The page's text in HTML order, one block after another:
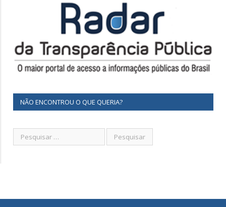
NÃO ENCONTROU O QUE QUERIA?